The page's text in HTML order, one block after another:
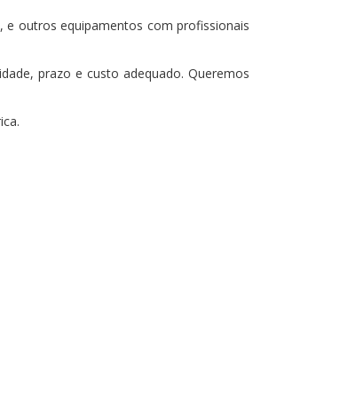
e outros equipamentos com profissionais
prazo e custo adequado. Queremos